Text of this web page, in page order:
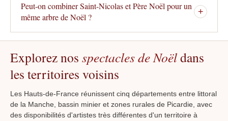
Peut-on combiner Saint-Nicolas et Père Noël pour un
même arbre de Noël ?
+
Explorez nos spectacles de Noëldans
les territoires voisins
Les Hauts-de-France réunissent cinq départements entre littoral
de la Manche, bassin minier et zones rurales de Picardie, avec
des disponibilités d'artistes très différentes d'un territoire à